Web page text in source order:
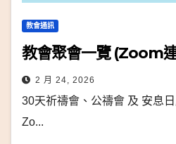
教會通訊
教會聚會一覽 (Zoom
2 月 24, 2026
30天祈禱會、公禱會 及 安息
Zo...